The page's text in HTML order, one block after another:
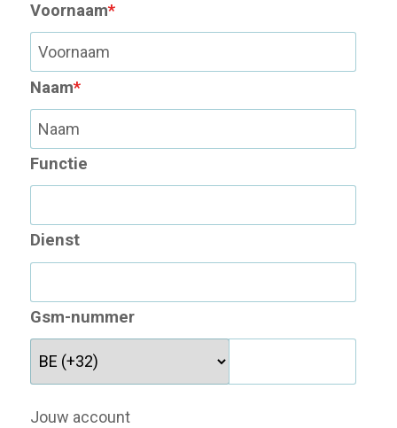
Voornaam*
Naam*
Functie
Dienst
Gsm-nummer
Jouw account